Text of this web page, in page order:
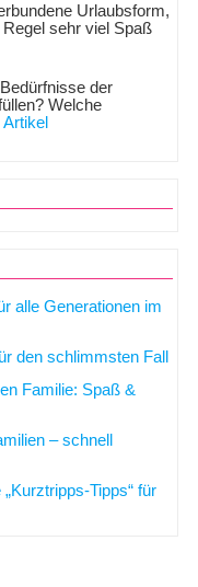
Urlaubsform,
sehr viel Spaß
der
Welche
Artikel
alle Generationen im
den schlimmsten Fall
Familie: Spaß &
– schnell
Tipps“ für